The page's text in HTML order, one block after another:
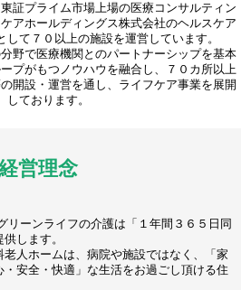
証プライム市場上場の医療コンサルティン
アホールディングス株式会社のヘルスケア
て７０以上の施設を運営しています。
野で医療機関とのパートナーシップを基本
プがもつノウハウを融合し、７０カ所以上
開設・運営を通し、ライフケア事業を展開
しております。
営理念
リーンライフの介護は「１年間３６５日同
します。
人ホームは、病院や施設ではなく、「家
安全・快適」な生活をお過ごし頂ける住